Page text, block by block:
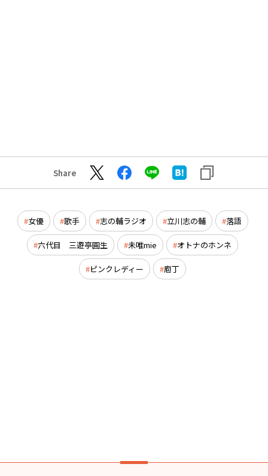
Share
女優 歌手 志の輔ラジオ 立川志の輔 落語
六代目 三遊亭圓生 未唯mie オトナのホンネ
ピンクレディー 庖丁